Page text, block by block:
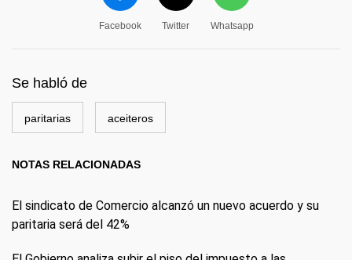
Facebook Twitter Whatsapp
Se habló de
paritarias aceiteros
NOTAS RELACIONADAS
El sindicato de Comercio alcanzó un nuevo acuerdo y su
paritaria será del 42%